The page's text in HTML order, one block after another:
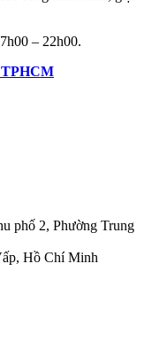
– 22h00.
TPHCM
phố 2, Phường Trung
Hồ Chí Minh